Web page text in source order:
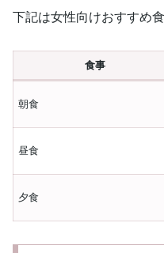
下記は女性向けおすすめ食
食事
朝食
昼食
夕食